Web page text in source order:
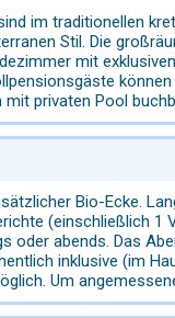
im traditionellen
Stil. Die
mit
privaten Pool
Bio-Ecke.
(einschließlich 1
oder abends. Das
inklusive (im
Um